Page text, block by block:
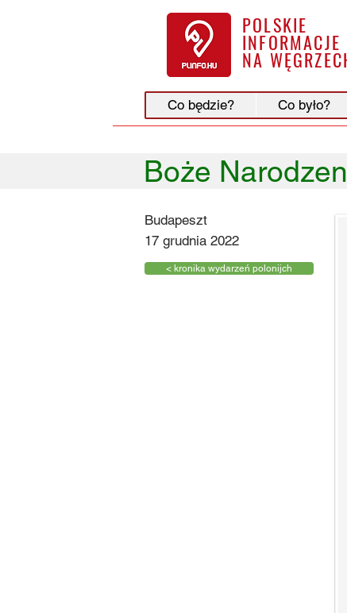
POLSKIE
INFORMACJE
NA
Co będzie?
Co było?
Boże
Budapeszt
17 grudnia 2022
< kronika wydarzeń polonijch